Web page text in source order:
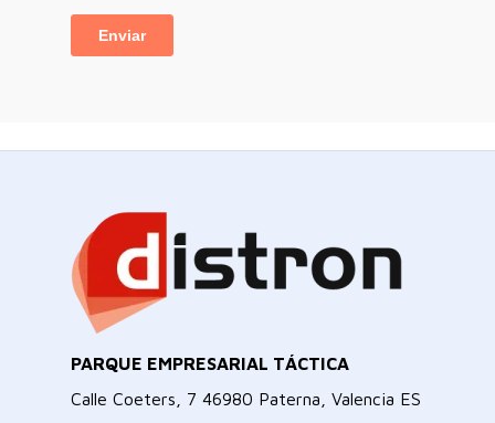
PARQUE EMPRESARIAL TÁCTICA
Calle Coeters, 7 46980 Paterna, Valencia ES